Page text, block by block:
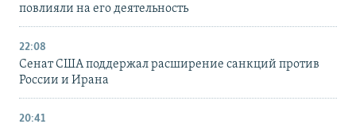
повлияли на его деятельность
22:08
Сенат США поддержал расширение санкций против
России и Ирана
20:41